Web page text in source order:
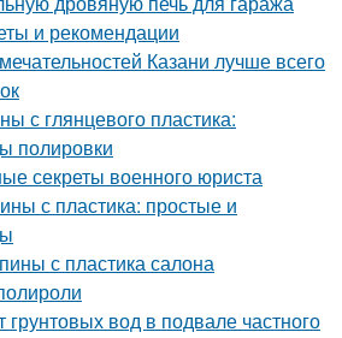
и рекомендации
Казани лучше всего
с глянцевого пластика:
полировки
секреты военного юриста
с пластика: простые и
с пластика салона
грунтовых вод в подвале частного